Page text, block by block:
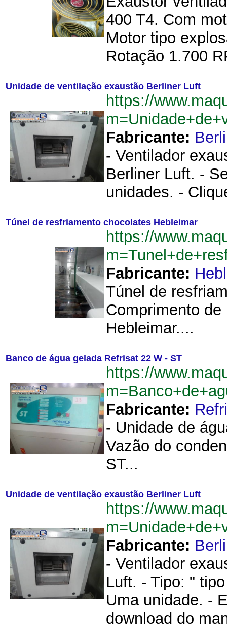
400 T4. Com
Motor tipo
Rotação 1.700
Unidade de ventilação exaustão Berliner Luft
https://
Fabricante:
- Ventilador
Berliner Luft. -
unidades. -
Túnel de resfriamento chocolates Hebleimar
https://
Fabricante:
Túnel de
Comprimento
Hebleimar....
Banco de água gelada Refrisat 22 W - ST
https://
Fabricante:
- Unidade de
Vazão do
ST...
Unidade de ventilação exaustão Berliner Luft
https://
Fabricante:
- Ventilador
Luft. - Tipo: "
Uma unidade. -
download do